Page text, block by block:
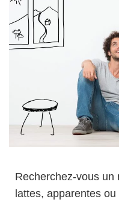
Recherchez-vous un
lattes, apparentes